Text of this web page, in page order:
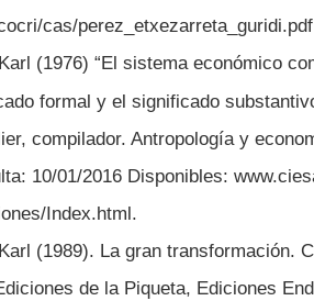
cas/
(1976) “El sistema económico
formal y el significado
compilador. Antropología y
10/01/2016 Disponibles:
Index.html.
(1989). La gran transformación.
de la Piqueta, Ediciones